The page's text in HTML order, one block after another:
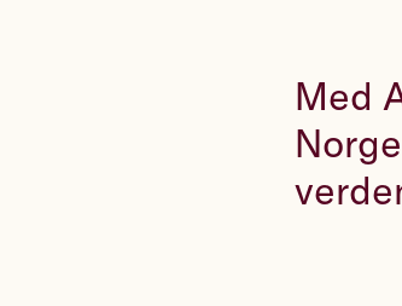
Med